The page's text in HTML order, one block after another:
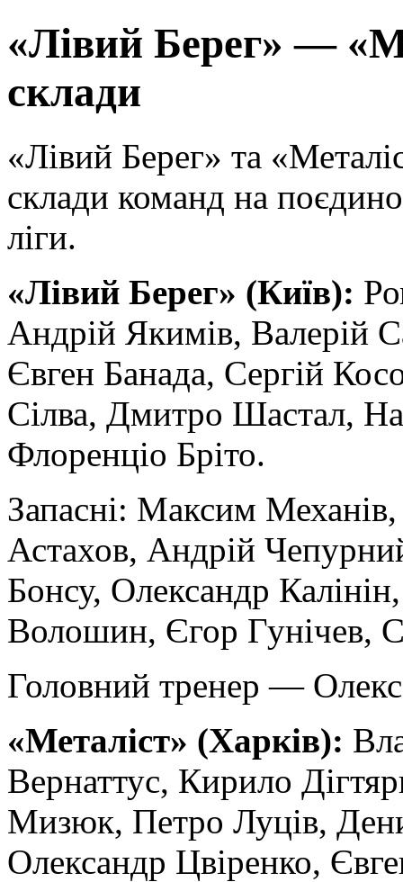
«Лівий Берег» —
склади
«Лівий Берег» та
склади команд на
ліги.
«Лівий Берег» (Київ):
Андрій Якимів, Валерій
Євген Банада, Сергій
Сілва, Дмитро Шастал,
Флоренціо Бріто.
Запасні: Максим
Астахов, Андрій
Бонсу, Олександр
Волошин, Єгор Гунічев,
Головний тренер —
«Металіст» (Харків):
Вернаттус, Кирило
Мизюк, Петро Луців,
Олександр Цвіренко,